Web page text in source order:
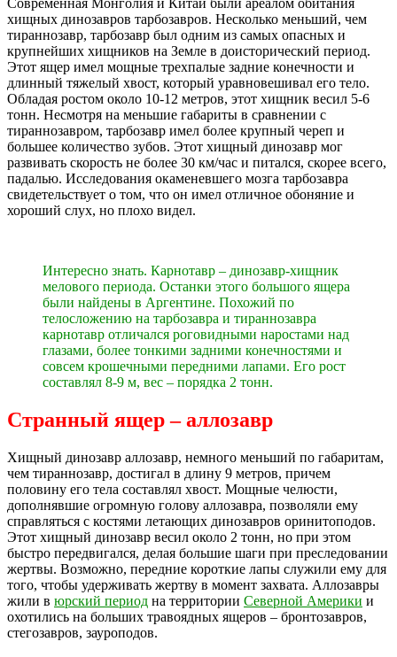
Современная Монголия и Китай были ареалом обитания
хищных динозавров тарбозавров. Несколько меньший, чем
тираннозавр, тарбозавр был одним из самых опасных и
крупнейших хищников на Земле в доисторический период.
Этот ящер имел мощные трехпалые задние конечности и
длинный тяжелый хвост, который уравновешивал его тело.
Обладая ростом около 10-12 метров, этот хищник весил 5-6
тонн. Несмотря на меньшие габариты в сравнении с
тираннозавром, тарбозавр имел более крупный череп и
большее количество зубов. Этот хищный динозавр мог
развивать скорость не более 30 км/час и питался, скорее всего,
падалью. Исследования окаменевшего мозга тарбозавра
свидетельствует о том, что он имел отличное обоняние и
хороший слух, но плохо видел.
Интересно знать. Карнотавр – динозавр-хищник
мелового периода. Останки этого большого ящера
были найдены в Аргентине. Похожий по
телосложению на тарбозавра и тираннозавра
карнотавр отличался роговидными наростами над
глазами, более тонкими задними конечностями и
совсем крошечными передними лапами. Его рост
составлял 8-9 м, вес – порядка 2 тонн.
Странный ящер – аллозавр
Хищный динозавр аллозавр, немного меньший по габаритам,
чем тираннозавр, достигал в длину 9 метров, причем
половину его тела составлял хвост. Мощные челюсти,
дополнявшие огромную голову аллозавра, позволяли ему
справляться с костями летающих динозавров оринитоподов.
Этот хищный динозавр весил около 2 тонн, но при этом
быстро передвигался, делая большие шаги при преследовании
жертвы. Возможно, передние короткие лапы служили ему для
того, чтобы удерживать жертву в момент захвата. Аллозавры
жили в юрский период на территории Северной Америки и
охотились на больших травоядных ящеров – бронтозавров,
стегозавров, зауроподов.